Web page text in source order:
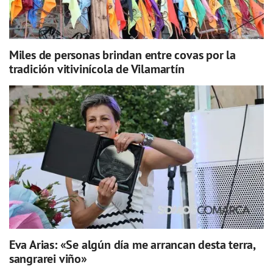
Miles de personas brindan entre covas por la
tradición vitivinícola de Vilamartín
Eva Arias: «Se algún día me arrancan desta terra,
sangrarei viño»